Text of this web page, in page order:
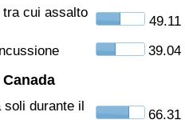
cui assalto
49.11
39.04
soli durante il
66.31
Nazione